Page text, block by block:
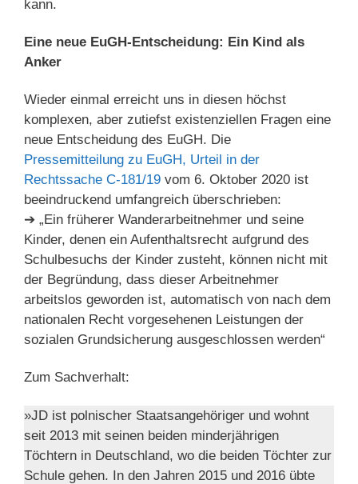
kann.
Eine neue EuGH-Entscheidung: Ein Kind als
Anker
Wieder einmal erreicht uns in diesen höchst
komplexen, aber zutiefst existenziellen Fragen eine
neue Entscheidung des EuGH. Die
Pressemitteilung zu EuGH, Urteil in der
Rechtssache C-181/19 vom 6. Oktober 2020 ist
beeindruckend umfangreich überschrieben:
➔ „Ein früherer Wanderarbeitnehmer und seine
Kinder, denen ein Aufenthaltsrecht aufgrund des
Schulbesuchs der Kinder zusteht, können nicht mit
der Begründung, dass dieser Arbeitnehmer
arbeitslos geworden ist, automatisch von nach dem
nationalen Recht vorgesehenen Leistungen der
sozialen Grundsicherung ausgeschlossen werden“
Zum Sachverhalt:
»JD ist polnischer Staatsangehöriger und wohnt
seit 2013 mit seinen beiden minderjährigen
Töchtern in Deutschland, wo die beiden Töchter zur
Schule gehen. In den Jahren 2015 und 2016 übte